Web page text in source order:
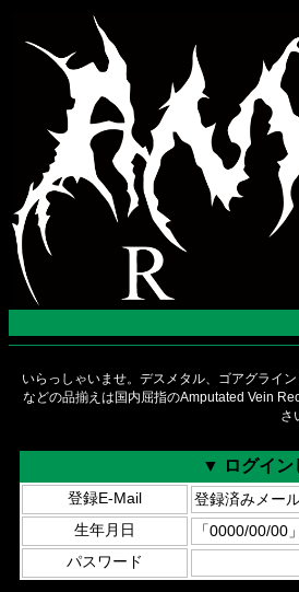
いらっしゃいませ。デスメタル、ゴアグライ
などの品揃えは国内屈指のAmputated Vein
さ
▼ ログイン
登録E-Mail
生年月日
パスワード